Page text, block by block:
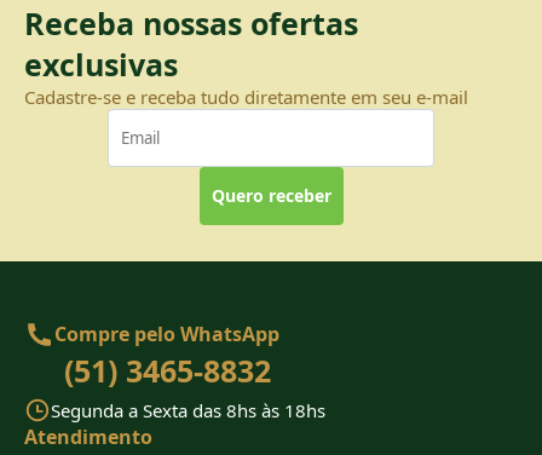
Receba nossas ofertas
exclusivas
Cadastre-se e receba tudo diretamente em seu e-mail
Quero receber
Compre pelo WhatsApp
(51) 3465-8832
Segunda a Sexta das 8hs às 18hs
Atendimento